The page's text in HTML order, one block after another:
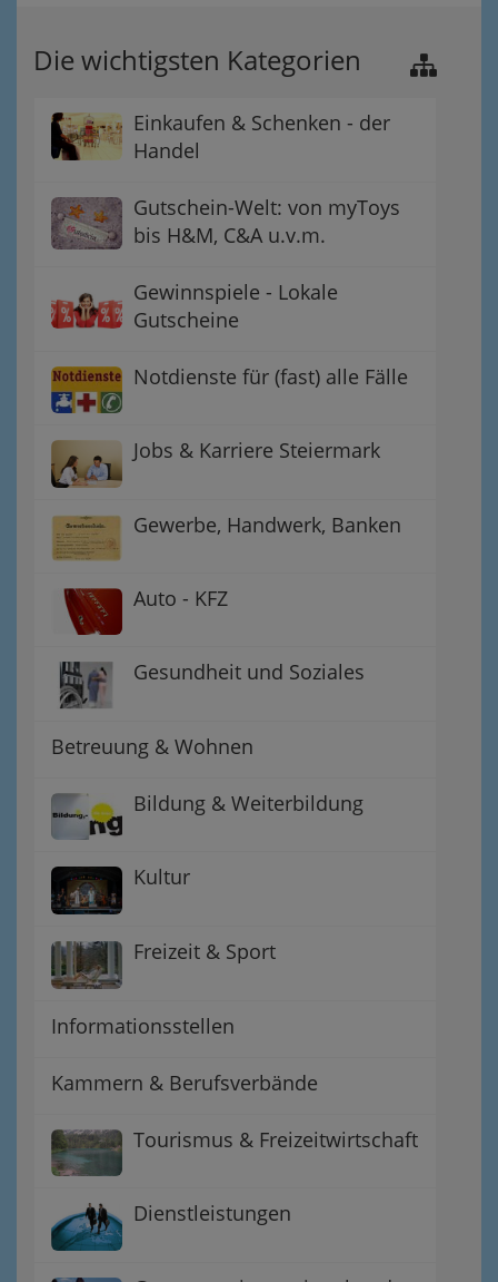
Die wichtigsten Kategorien
Einkaufen & Schenken - der
Handel
Gutschein-Welt: von myToys
bis H&M, C&A u.v.m.
Gewinnspiele - Lokale
Gutscheine
Notdienste für (fast) alle Fälle
Jobs & Karriere Steiermark
Gewerbe, Handwerk, Banken
Auto - KFZ
Gesundheit und Soziales
Betreuung & Wohnen
Bildung & Weiterbildung
Kultur
Freizeit & Sport
Informationsstellen
Kammern & Berufsverbände
Tourismus & Freizeitwirtschaft
Dienstleistungen